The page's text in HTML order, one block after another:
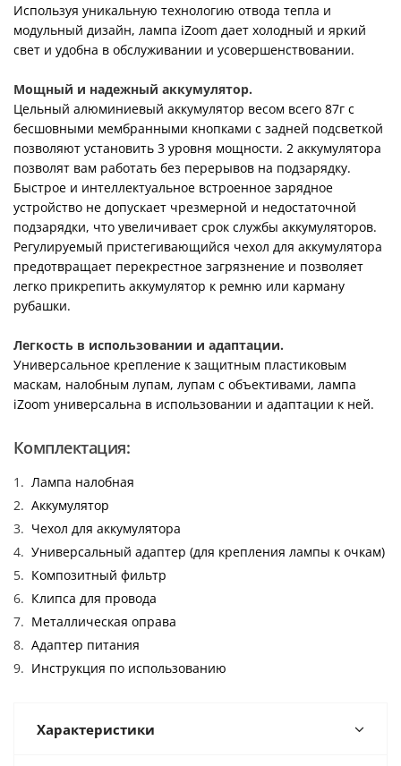
Используя уникальную технологию отвода тепла и
модульный дизайн, лампа iZoom дает холодный и яркий
свет и удобна в обслуживании и усовершенствовании.
Мощный и надежный аккумулятор.
Цельный алюминиевый аккумулятор весом всего 87г с
бесшовными мембранными кнопками с задней подсветкой
позволяют установить 3 уровня мощности. 2 аккумулятора
позволят вам работать без перерывов на подзарядку.
Быстрое и интеллектуальное встроенное зарядное
устройство не допускает чрезмерной и недостаточной
подзарядки, что увеличивает срок службы аккумуляторов.
Регулируемый пристегивающийся чехол для аккумулятора
предотвращает перекрестное загрязнение и позволяет
легко прикрепить аккумулятор к ремню или карману
рубашки.
Легкость в использовании и адаптации.
Универсальное крепление к защитным пластиковым
маскам, налобным лупам, лупам с объективами, лампа
iZoom универсальна в использовании и адаптации к ней.
Комплектация:
Лампа налобная
Аккумулятор
Чехол для аккумулятора
Универсальный адаптер (для крепления лампы к очкам)
Композитный фильтр
Клипса для провода
Металлическая оправа
Адаптер питания
Инструкция по использованию
Характеристики